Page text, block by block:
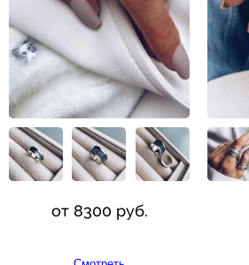
от 8300 руб.